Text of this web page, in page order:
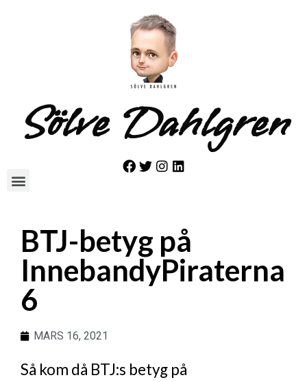
Sölve Dahlgren
BTJ-betyg på
InnebandyPiraterna
6
MARS 16, 2021
Så kom då BTJ:s betyg på